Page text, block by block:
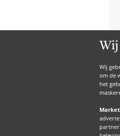
Wij
Wij
om de
het